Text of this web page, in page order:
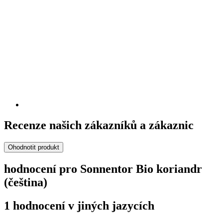
Recenze našich zákazníků a zákaznic
Ohodnotit produkt
hodnocení pro Sonnentor Bio koriandr
(čeština)
1 hodnocení v jiných jazycích